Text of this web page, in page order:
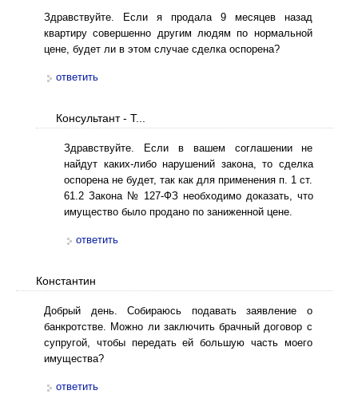
Здравствуйте. Если я продала 9 месяцев назад
квартиру совершенно другим людям по нормальной
цене, будет ли в этом случае сделка оспорена?
ответить
Консультант - Т...
Здравствуйте. Если в вашем соглашении не
найдут каких-либо нарушений закона, то сделка
оспорена не будет, так как для применения п. 1 ст.
61.2 Закона № 127-ФЗ необходимо доказать, что
имущество было продано по заниженной цене.
ответить
Константин
Добрый день. Собираюсь подавать заявление о
банкротстве. Можно ли заключить брачный договор с
супругой, чтобы передать ей большую часть моего
имущества?
ответить